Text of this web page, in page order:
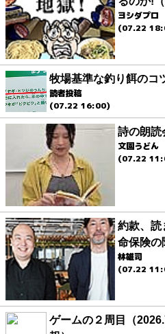
ヨシダプロ
(07.22
牧場基準な釣り餌のコ
読者投稿
(07.22 16:00)
詩の朗読
文園うどん
(07.22
約款、読
命保険の
林雄司
(07.22
ゲームの２周目（